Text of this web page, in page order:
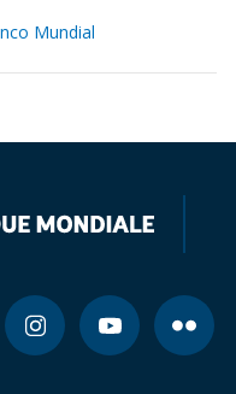
Mundial